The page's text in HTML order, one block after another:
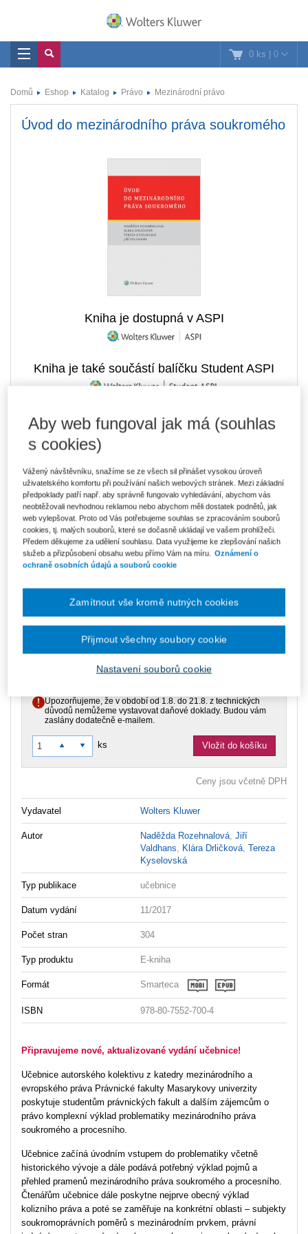
0 ks | 0
Domů Eshop Katalog Právo Mezinárodní právo
Úvod do mezinárodního práva soukromého
Kniha je dostupná v ASPI
Kniha je také součástí balíčku Student ASPI
433 Kč
Tištěná kniha
Skladem - expedice do 2 pracovních dnů
369 Kč
E-kniha Smarteca + soubory ke stažení
V prodeji - ihned k dispozici
Co je Smarteca?
Kde najdu soubory e-knih?
DMOC 942 Kč
Balíček - Tištěná kniha + E-kniha
Skladem- expedice do 2 pracovních dnů
Co je Smarteca?
Půjčit si e-knihu online Smarteca
V prodeji - ihned k dispozici
Co je pronájem Smarteca?
Upozorňujeme, že v období od 1.8. do 21.8. z technických
důvodů nemůžeme vystavovat daňové doklady. Budou vám
zaslány dodatečně e-mailem.
ks Vložit do košíku
Ceny jsou včetně DPH
Vydavatel Wolters Kluwer
Autor Naděžda Rozehnalová,Jiří
Valdhans, Klára Drličková,Tereza
Kyselovská
Typ publikace učebnice
Datum vydání 11/2017
Počet stran 304
Typ produktu E-kniha
Formát Smarteca
ISBN 978-80-7552-700-4
Připravujeme nové, aktualizované vydání učebnice!
Učebnice autorského kolektivu z katedry mezinárodního a
evropského práva Právnické fakulty Masarykovy univerzity
poskytuje studentům právnických fakult a dalším zájemcům o
právo komplexní výklad problematiky mezinárodního práva
soukromého a procesního.
Učebnice začíná úvodním vstupem do problematiky včetně
historického vývoje a dále podává potřebný výklad pojmů a
přehled pramenů mezinárodního práva soukromého a procesního.
Čtenářům učebnice dále poskytne nejprve obecný výklad
kolizního práva a poté se zaměřuje na konkrétní oblasti – subjekty
soukromoprávních poměrů s mezinárodním prvkem, právní
Aby web fungoval jak má (souhlas
s cookies)
Vážený návštěvníku, snažíme se ze všech sil přinášet vysokou úroveň
uživatelského komfortu při používání našich webových stránek. Mezi základní
předpoklady patří např. aby správně fungovalo vyhledávání, abychom vás
neobtěžovali nevhodnou reklamou nebo abychom měli dostatek podnětů, jak
web vylepšovat. Proto od Vás potřebujeme souhlas se zpracováním souborů
cookies, tj. malých souborů, které se dočasně ukládají ve vašem prohlížeči.
Předem děkujeme za udělení souhlasu. Data využijeme ke zlepšování našich
služeb a přizpůsobení obsahu webu přímo Vám na míru.
Oznámení o
ochraně osobních údajů a souborů cookie
Nastavení souborů cookie
Zamítnout vše kromě nutných cookies
Přijmout všechny soubory cookie